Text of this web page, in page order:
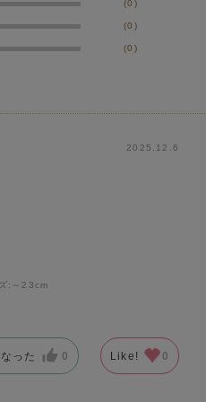
(0)
(0)
(0)
2025.12.6
: ～23cm
った 0 Like! 0